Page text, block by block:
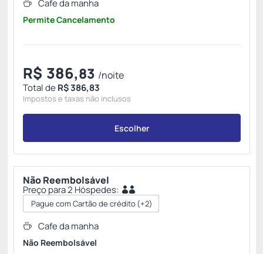
Cafe da manha
Permite Cancelamento
R$ 386,83 /noite
Total deR$ 386,83
Impostos e taxas não inclusos
Escolher
Não Reembolsável
Preço para 2 Hóspedes:
Pague com Cartão de crédito(+2)
Cafe da manha
Não Reembolsável